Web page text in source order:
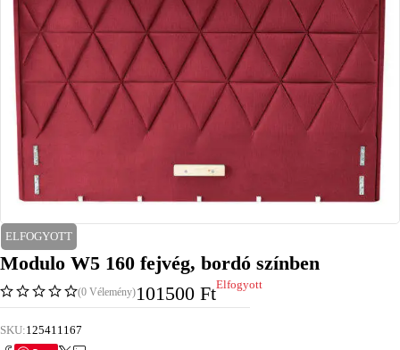
ELFOGYOTT
Modulo W5 160 fejvég, bordó színben
(0 Vélemény)101500 FtElfogyott
SKU:125411167